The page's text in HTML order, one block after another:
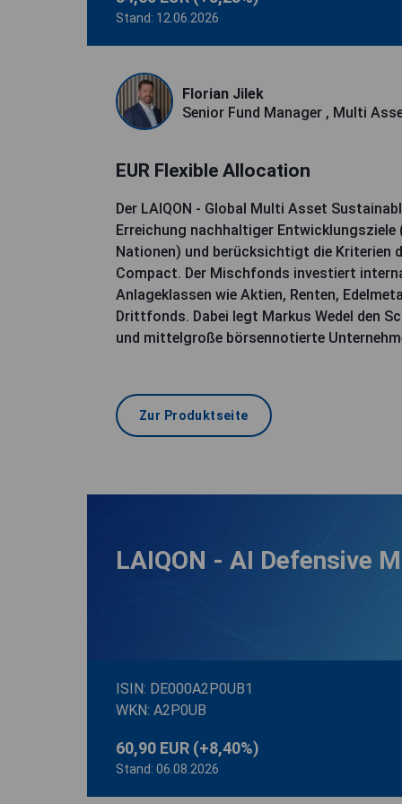
Stand: 12.06.2026
Florian Jilek
Senior Fund Manager , Multi
EUR Flexible Allocation
Der LAIQON - Global Multi Asset
Erreichung nachhaltiger Entwicklungsziele
Nationen) und berücksichtigt die Kriterien
Compact. Der Mischfonds investiert
Anlageklassen wie Aktien, Renten,
Drittfonds. Dabei legt Markus Wedel den
und mittelgroße börsennotierte
Zur Produktseite
LAIQON - AI Defensive
ISIN: DE000A2P0UB1
WKN: A2P0UB
60,90 EUR (+8,40%)
Stand: 06.08.2026